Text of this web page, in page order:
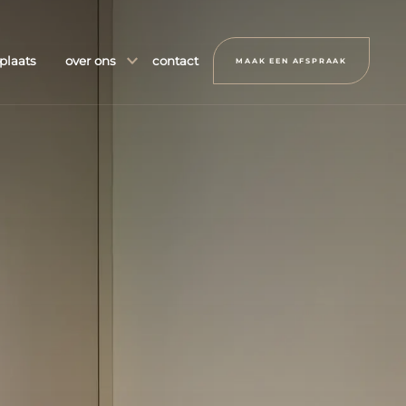
over ons contact MAAK EEN AFSPRAAK